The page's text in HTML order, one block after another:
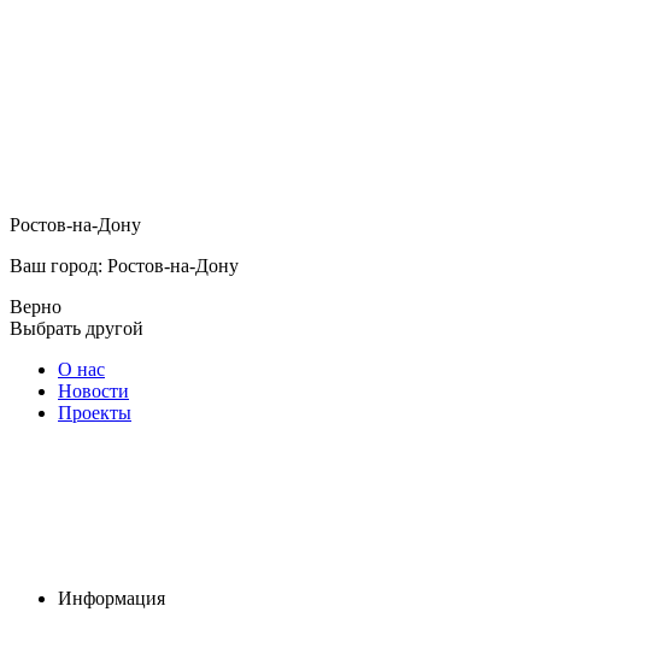
Ростов-на-Дону
Ваш город: Ростов-на-Дону
Верно
Выбрать другой
О нас
Новости
Проекты
Информация